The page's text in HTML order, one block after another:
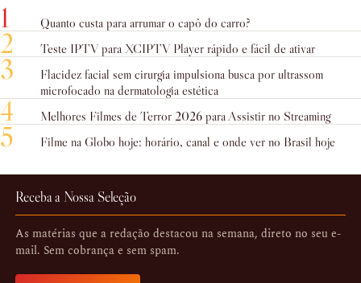
1 Quanto custa para arrumar o capô do carro?
2 Teste IPTV para XCIPTV Player rápido e fácil de ativar
3
Flacidez facial sem cirurgia impulsiona busca por ultrassom
microfocado na dermatologia estética
4 Melhores Filmes de Terror 2026 para Assistir no Streaming
5 Filme na Globo hoje: horário, canal e onde ver no Brasil hoje
Receba a Nossa Seleção
As matérias que a redação destacou na semana, direto no seu e-
mail. Sem cobrança e sem spam.